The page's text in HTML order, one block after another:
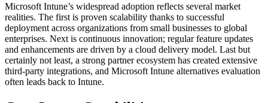
Microsoft Intune’s widespread adoption reflects several market
realities. The first is proven scalability thanks to successful
deployment across organizations from small businesses to global
enterprises. Next is continuous innovation; regular feature updates
and enhancements are driven by a cloud delivery model. Last but
certainly not least, a strong partner ecosystem has created extensive
third-party integrations, and Microsoft Intune alternatives evaluation
often leads back to Intune.